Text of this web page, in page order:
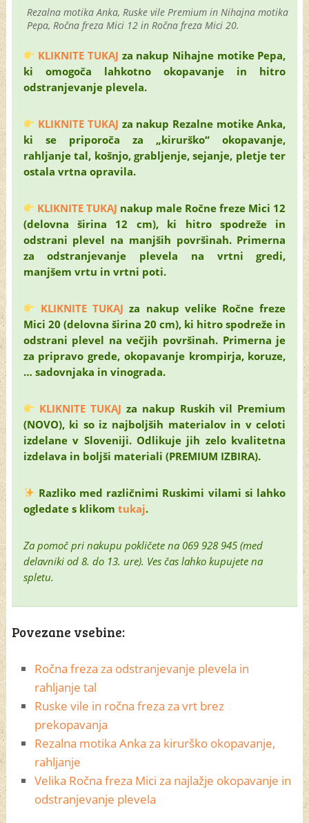
Rezalna motika Anka, Ruske vile Premium in Nihajna motika
Pepa, Ročna freza Mici 12 in Ročna freza Mici 20.
KLIKNITE TUKAJ za nakup Nihajne motike Pepa,
ki omogoča lahkotno okopavanje in hitro
odstranjevanje plevela.
KLIKNITE TUKAJ za nakup Rezalne motike Anka,
ki se priporoča za „kirurško“ okopavanje,
rahljanje tal, košnjo, grabljenje, sejanje, pletje ter
ostala vrtna opravila.
KLIKNITE TUKAJ nakup male Ročne freze Mici 12
(delovna širina 12 cm), ki hitro spodreže in
odstrani plevel na manjših površinah. Primerna
za odstranjevanje plevela na vrtni gredi,
manjšem vrtu in vrtni poti.
KLIKNITE TUKAJ za nakup velike Ročne freze
Mici 20 (delovna širina 20 cm), ki hitro spodreže in
odstrani plevel na večjih površinah. Primerna je
za pripravo grede, okopavanje krompirja, koruze,
… sadovnjaka in vinograda.
KLIKNITE TUKAJ za nakup Ruskih vil Premium
(NOVO), ki so iz najboljših materialov in v celoti
izdelane v Sloveniji. Odlikuje jih zelo kvalitetna
izdelava in boljši materiali (PREMIUM IZBIRA).
Razliko med različnimi Ruskimi vilami si lahko
ogledate s klikom tukaj.
Za pomoč pri nakupu pokličete na 069 928 945 (med
delavniki od 8. do 13. ure). Ves čas lahko kupujete na
spletu.
Povezane vsebine:
Ročna freza za odstranjevanje plevela in
rahljanje tal
Ruske vile in ročna freza za vrt brez
prekopavanja
Rezalna motika Anka za kirurško okopavanje,
rahljanje
Velika Ročna freza Mici za najlažje okopavanje in
odstranjevanje plevela